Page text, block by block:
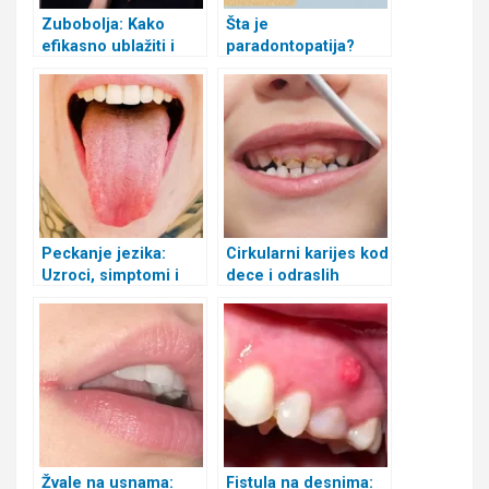
Zubobolja: Kako
efikasno ublažiti i
zubima
Šta je
paradontopatija?
lečenje
Peckanje jezika:
Uzroci, simptomi i
Cirkularni karijes kod
dece i odraslih
Žvale na usnama: Fistula na desnima: